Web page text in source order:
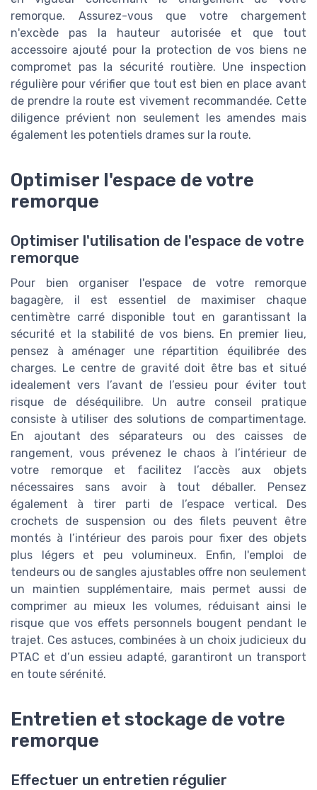
remorque. Assurez-vous que votre chargement
n'excède pas la hauteur autorisée et que tout
accessoire ajouté pour la protection de vos biens ne
compromet pas la sécurité routière. Une inspection
régulière pour vérifier que tout est bien en place avant
de prendre la route est vivement recommandée. Cette
diligence prévient non seulement les amendes mais
également les potentiels drames sur la route.
Optimiser l'espace de votre
remorque
Optimiser l'utilisation de l'espace de votre
remorque
Pour bien organiser l'espace de votre remorque
bagagère, il est essentiel de maximiser chaque
centimètre carré disponible tout en garantissant la
sécurité et la stabilité de vos biens. En premier lieu,
pensez à aménager une répartition équilibrée des
charges. Le centre de gravité doit être bas et situé
idealement vers l’avant de l’essieu pour éviter tout
risque de déséquilibre. Un autre conseil pratique
consiste à utiliser des solutions de compartimentage.
En ajoutant des séparateurs ou des caisses de
rangement, vous prévenez le chaos à l’intérieur de
votre remorque et facilitez l’accès aux objets
nécessaires sans avoir à tout déballer. Pensez
également à tirer parti de l’espace vertical. Des
crochets de suspension ou des filets peuvent être
montés à l’intérieur des parois pour fixer des objets
plus légers et peu volumineux. Enfin, l'emploi de
tendeurs ou de sangles ajustables offre non seulement
un maintien supplémentaire, mais permet aussi de
comprimer au mieux les volumes, réduisant ainsi le
risque que vos effets personnels bougent pendant le
trajet. Ces astuces, combinées à un choix judicieux du
PTAC et d’un essieu adapté, garantiront un transport
en toute sérénité.
Entretien et stockage de votre
remorque
Effectuer un entretien régulier